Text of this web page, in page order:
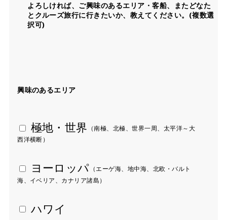
よろしければ、ご興味のあるエリア・客船、またどなた
とクルーズ旅行に行きたいか、教えてください。(複数選
択可)
興味のあるエリア
極地・世界 （南極、北極、世界一周、太平洋～大
西洋横断）
ヨーロッパ （エーゲ海、地中海、北欧・バルト
海、イベリア、カナリア諸島）
ハワイ